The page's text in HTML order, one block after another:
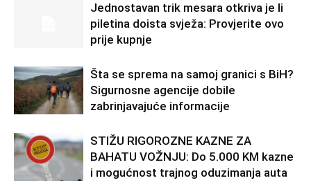
Jednostavan trik mesara otkriva je li
piletina doista svježa: Provjerite ovo
prije kupnje
Šta se sprema na samoj granici s BiH?
Sigurnosne agencije dobile
zabrinjavajuće informacije
STIŽU RIGOROZNE KAZNE ZA
BAHATU VOŽNJU: Do 5.000 KM kazne
i mogućnost trajnog oduzimanja auta